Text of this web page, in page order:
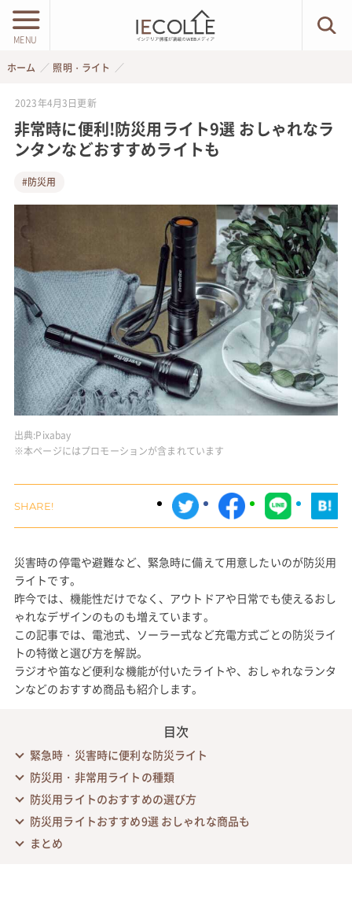
MENU
ホーム 照明・ライト
2023年4月3日更新
非常時に便利!防災用ライト9選 おしゃれなラ
ンタンなどおすすめライトも
#防災用
出典:Pixabay
※本ページにはプロモーションが含まれています
災害時の停電や避難など、緊急時に備えて用意したいのが防災用
ライトです。
昨今では、機能性だけでなく、アウトドアや日常でも使えるおし
ゃれなデザインのものも増えています。
この記事では、電池式、ソーラー式など充電方式ごとの防災ライ
トの特徴と選び方を解説。
ラジオや笛など便利な機能が付いたライトや、おしゃれなランタ
ンなどのおすすめ商品も紹介します。
目次
緊急時・災害時に便利な防災ライト
防災用・非常用ライトの種類
防災用ライトのおすすめの選び方
防災用ライトおすすめ9選 おしゃれな商品も
まとめ